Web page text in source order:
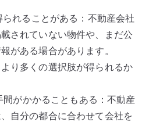
れることがある：不動産会社
されていない物件や、まだ公
がある場合があります。
り多くの選択肢が得られるか
がかかることもある：不動産
自分の都合に合わせて会社を